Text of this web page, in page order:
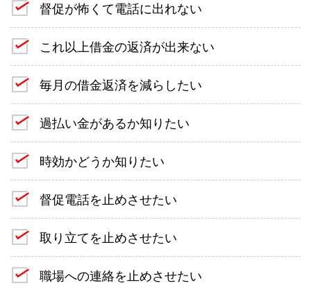
督促が怖くて電話に出れない
これ以上借金の返済が出来ない
毎月の借金返済を減らしたい
過払い金があるか知りたい
時効かどうか知りたい
督促電話を止めさせたい
取り立てを止めさせたい
職場への連絡を止めさせたい